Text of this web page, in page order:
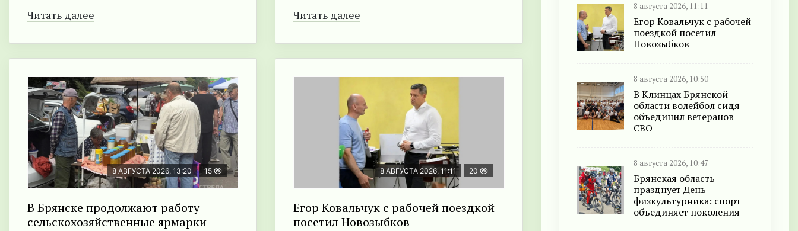
Читать далее Читать далее
8 АВГУСТА 2026, 13:20 15
В Брянске продолжают работу
сельскохозяйственные ярмарки
8 АВГУСТА 2026, 11:11 20
Егор Ковальчук с рабочей поездкой
посетил Новозыбков
8 августа 2026, 11:11
Егор Ковальчук с рабочей
поездкой посетил
Новозыбков
8 августа 2026, 10:50
В Клинцах Брянской
области волейбол сидя
объединил ветеранов
СВО
8 августа 2026, 10:47
Брянская область
празднует День
физкультурника: спорт
объединяет поколения